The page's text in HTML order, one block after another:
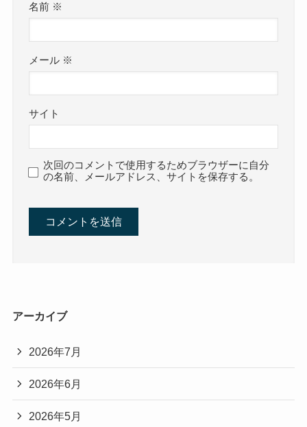
名前 ※
メール ※
サイト
次回のコメントで使用するためブラウザーに自分
の名前、メールアドレス、サイトを保存する。
アーカイブ
2026年7月
2026年6月
2026年5月